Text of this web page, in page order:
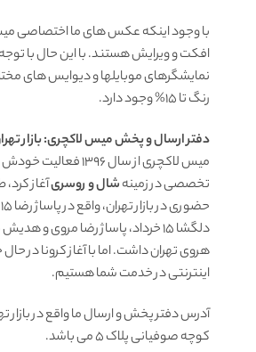
با وجود اینکه عکس های ما اختصاصی
افکت و ویرایش هستند. با این حال با
نمایشگرهای موبایلها و دیوایس های
رنگ تا 15% وجود دارد.
دفتر ارسال و پخش میس لاکچری: بازار
میس لاکچری از سال 1396
تخصصی در زمینهشال و روسریآغاز
دلگشا 15 خرداد، پاساژ رضا مروی و
هروی تهران داشت. اما با آغاز کرونا در
اینترنتی در خدمت شما هستیم.
آدرس دفتر پخش و ارسال ما واقع در بازار
کوچه صوفیانی پلاک 5 می باشد.